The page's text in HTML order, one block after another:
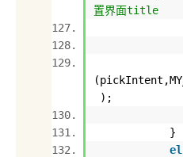
置界面title
);
}